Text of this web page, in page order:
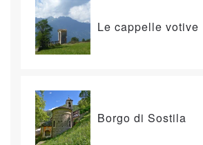
Le cappelle votive
Borgo di Sostila